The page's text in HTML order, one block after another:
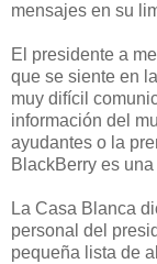
mensajes en su
El presidente a
que se siente en
muy difícil
información del
ayudantes o la
BlackBerry es
La Casa Blanca
personal del
pequeña lista de